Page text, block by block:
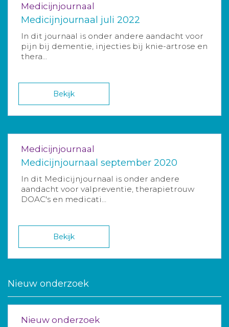
Medicijnjournaal
Medicijnjournaal juli 2022
In dit journaal is onder andere aandacht voor
pijn bij dementie, injecties bij knie-artrose en
thera...
Bekijk
Medicijnjournaal
Medicijnjournaal september 2020
In dit Medicijnjournaal is onder andere
aandacht voor valpreventie, therapietrouw
DOAC's en medicati...
Bekijk
Nieuw onderzoek
Nieuw onderzoek